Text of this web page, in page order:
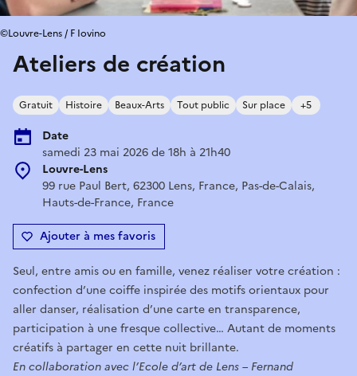
Ateliers de création
Gratuit Histoire Beaux-Arts Tout public Sur place +5
Date
samedi 23 mai 2026 de 18h à 21h40
Louvre-Lens
99 rue Paul Bert, 62300 Lens, France, Pas-de-Calais,
Hauts-de-France, France
Ajouter à mes favoris
©Louvre-Lens / F Iovino
Seul, entre amis ou en famille, venez réaliser votre création :
confection d’une coiffe inspirée des motifs orientaux pour
aller danser, réalisation d’une carte en transparence,
participation à une fresque collective… Autant de moments
créatifs à partager en cette nuit brillante.
En collaboration avec l’Ecole d’art de Lens – Fernand